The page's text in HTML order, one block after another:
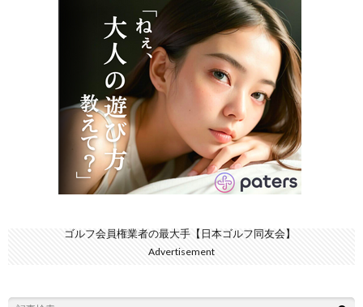
ゴルフ会員権業者の最大手【日本ゴルフ同友会】
Advertisement